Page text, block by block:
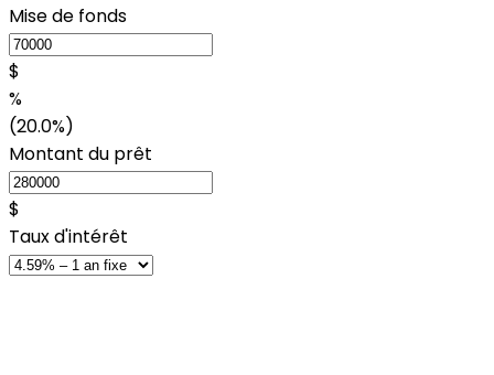
Mise de fonds
$
%
(20.0%)
Montant du prêt
$
Taux d'intérêt